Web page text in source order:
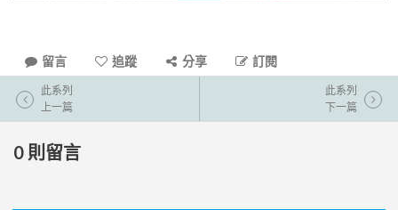
留言 追蹤 分享 訂閱
此系列
上一篇
此系列
下一篇
0 則留言